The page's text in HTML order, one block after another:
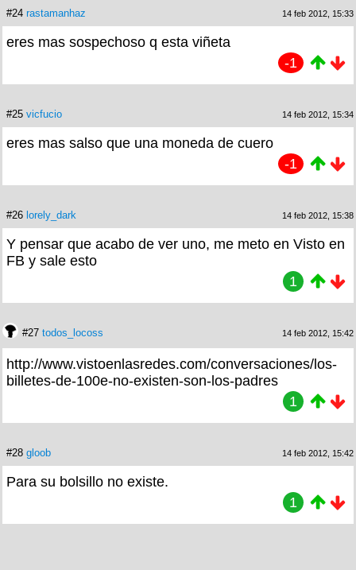
#24 rastamanhaz 14 feb 2012, 15:33
eres mas sospechoso q esta viñeta
-1
#25 vicfucio 14 feb 2012, 15:34
eres mas salso que una moneda de cuero
-1
#26 lorely_dark 14 feb 2012, 15:38
Y pensar que acabo de ver uno, me meto en Visto en
FB y sale esto
1
#27 todos_locoss 14 feb 2012, 15:42
http://www.vistoenlasredes.com/conversaciones/los-
billetes-de-100e-no-existen-son-los-padres
1
#28 gloob 14 feb 2012, 15:42
Para su bolsillo no existe.
1